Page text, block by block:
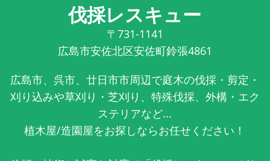
伐採レスキュー
〒731-1141
広島市安佐北区安佐町鈴張4861
広島市、呉市、廿日市市周辺で庭木の伐採・剪定・
刈り込みや草刈り・芝刈り、特殊伐採、外構・エク
ステリアなど...
植木屋/造園屋をお探しならお任せください！